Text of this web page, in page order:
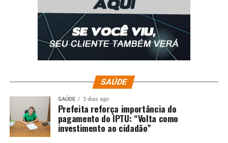
SAÚDE
SAÚDE 3 dias ago
Prefeita reforça importância do
pagamento do IPTU: “Volta como
investimento ao cidadão”